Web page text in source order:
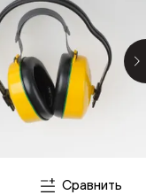
Сравнить